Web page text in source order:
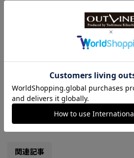
1 2
-TAGHeuer,タグ・ホイヤー
関連記事